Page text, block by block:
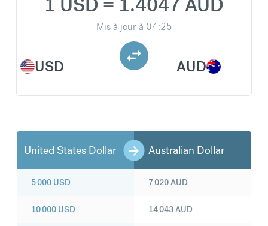
USD
1 USD = 1.4047 AUD
Mis à jour à 04:25
AUD
United States Dollar Australian Dollar
5 000 USD
10 000 USD
7 020AUD
14 043AUD